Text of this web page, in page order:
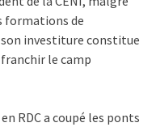
formations de
investiture constitue
le camp
RDC a coupé les ponts